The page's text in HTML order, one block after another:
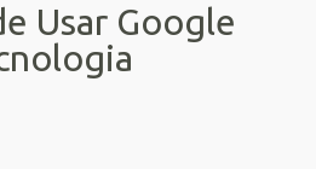
Usar Google